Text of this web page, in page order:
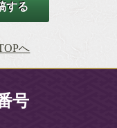
する
へ
号